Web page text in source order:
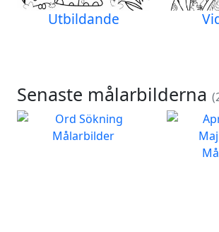
Utbildande
Senaste målarbilderna